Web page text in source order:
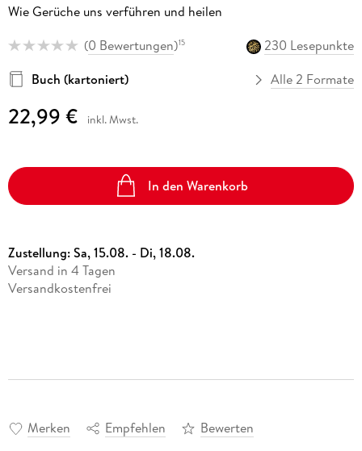
Wie Gerüche uns verführen und heilen
(0 Bewertungen)15
230 Lesepunkte
Buch (kartoniert)
Alle 2 Formate
22,99 € inkl. Mwst.
In den Warenkorb
Zustellung:Sa, 15.08. - Di, 18.08.
Versand in 4 Tagen
Versandkostenfrei
Merken Empfehlen Bewerten